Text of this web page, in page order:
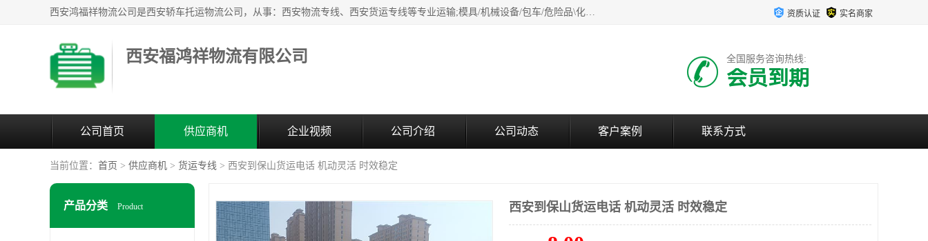
西安鸿福祥物流公司是西安轿车托运物流公司，从事：西安物流专线、西安货运专线等专业运输;模具/机械设备/包车/危险品\化工涂料/油漆机油\普通货物\食品\家具\贵重货物运输/易碎品运输/工艺品\行李\搬家运输等超限大件货物专业运输服务为一体。 资质认证 实名商家
西安福鸿祥物流有限公司 全国服务咨询热线:
会员到期
公司首页 供应商机 企业视频 公司介绍 公司动态 客户案例 联系方式
当前位置： 首页 > 供应商机 > 货运专线 > 西安到保山货运电话 机动灵活 时效稳定
产品分类 Product 西安到保山货运电话 机动灵活 时效稳定